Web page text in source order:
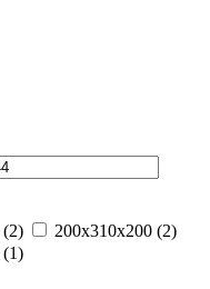
(2) 200х310х200 (2)
(1)